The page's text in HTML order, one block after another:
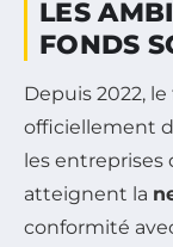
LES
FONDS
Depuis 2022,
officiellement
les entreprises
atteignent la
conformité